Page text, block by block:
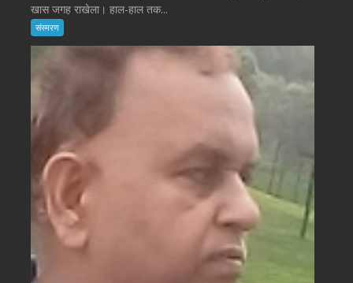
खास जगह राखेला। हाल-हाल तक...
संस्मरण